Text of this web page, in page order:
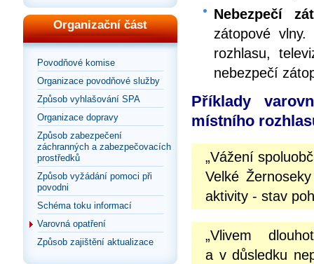
Organizační část
Povodňové komise
Organizace povodňové služby
Způsob vyhlašování SPA
Organizace dopravy
Způsob zabezpečení
záchranných a zabezpečovacích
prostředků
Způsob vyžádání pomoci při
povodni
Schéma toku informací
Varovná opatření
Způsob zajištění aktualizace
Nebezpečí
zátopové
rozhlasu,
nebezpečí
Příklady
místního
„Vážení
Velké
aktivity - stav
„Vlivem
a v důsledku